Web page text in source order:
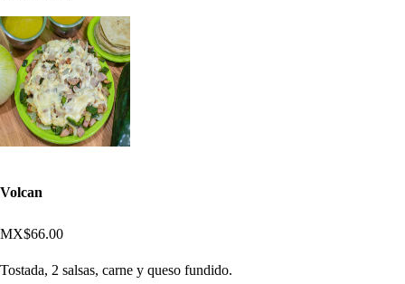
Volcan
MX$66.00
Tostada, 2 salsas, carne y queso fundido.